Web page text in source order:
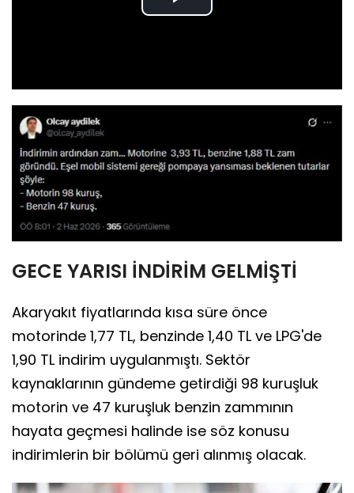
Play
GECE YARISI İNDİRİM GELMİŞTİ
Akaryakıt fiyatlarında kısa süre önce
motorinde 1,77 TL, benzinde 1,40 TL ve LPG'de
1,90 TL indirim uygulanmıştı. Sektör
kaynaklarının gündeme getirdiği 98 kuruşluk
motorin ve 47 kuruşluk benzin zammının
hayata geçmesi halinde ise söz konusu
indirimlerin bir bölümü geri alınmış olacak.